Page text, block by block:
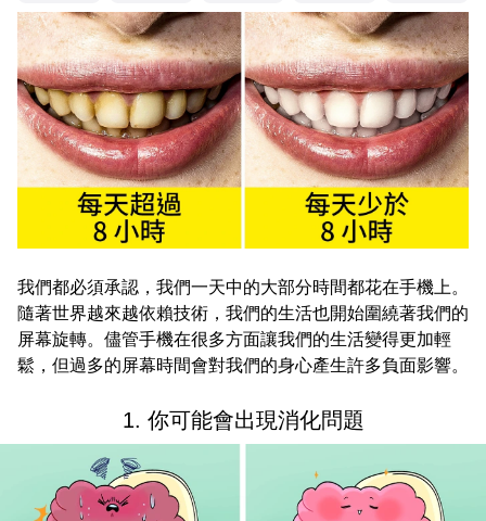
我們都必須承認，我們一天中的大部分時間都花在手機上。
隨著世界越來越依賴技術，我們的生活也開始圍繞著我們的
屏幕旋轉。儘管手機在很多方面讓我們的生活變得更加輕
鬆，但過多的屏幕時間會對我們的身心產生許多負面影響。
1. 你可能會出現消化問題